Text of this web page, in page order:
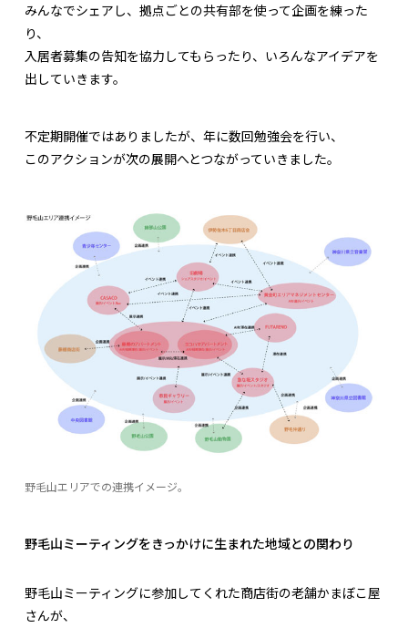
みんなでシェアし、拠点ごとの共有部を使って企画を練った
り、
入居者募集の告知を協力してもらったり、いろんなアイデアを
出していきます。
不定期開催ではありましたが、年に数回勉強会を行い、
このアクションが次の展開へとつながっていきました。
野毛山エリアでの連携イメージ。
野毛山ミーティングをきっかけに生まれた地域との関わり
野毛山ミーティングに参加してくれた商店街の老舗かまぼこ屋
さんが、